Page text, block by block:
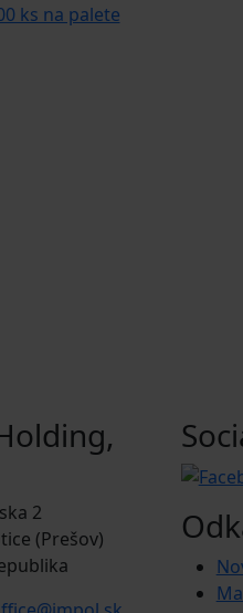
ks na palete
2
(Prešov)